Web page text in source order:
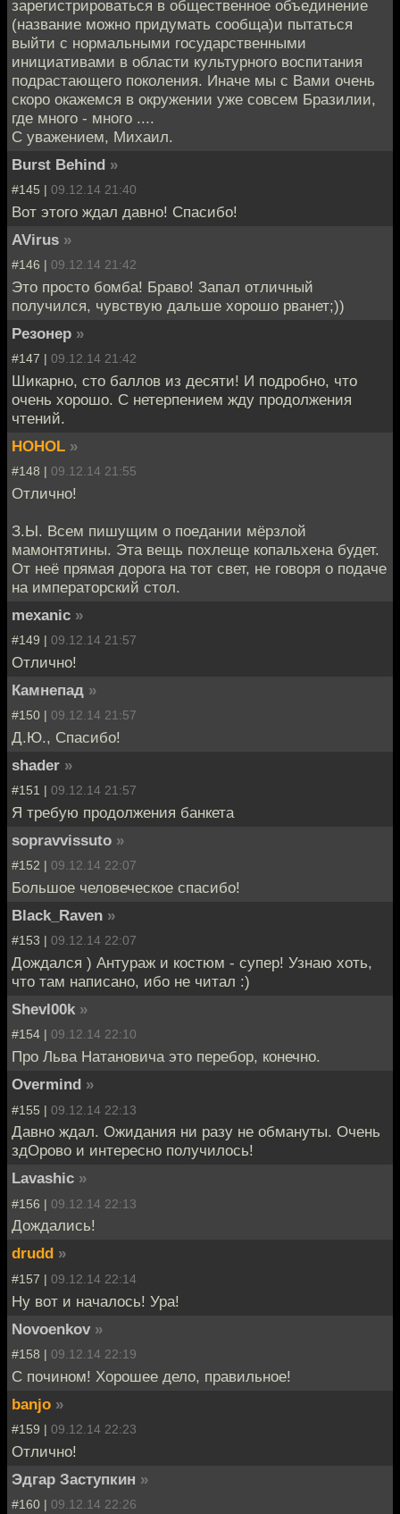
зарегистрироваться в общественное объединение
(название можно придумать сообща)и пытаться
выйти с нормальными государственными
инициативами в области культурного воспитания
подрастающего поколения. Иначе мы с Вами очень
скоро окажемся в окружении уже совсем Бразилии,
где много - много ....
С уважением, Михаил.
Burst Behind »
#145 | 09.12.14 21:40
Вот этого ждал давно! Спасибо!
AVirus »
#146 | 09.12.14 21:42
Это просто бомба! Браво! Запал отличный
получился, чувствую дальше хорошо рванет;))
Резонер »
#147 | 09.12.14 21:42
Шикарно, сто баллов из десяти! И подробно, что
очень хорошо. С нетерпением жду продолжения
чтений.
HOHOL »
#148 | 09.12.14 21:55
Отлично!
З.Ы. Всем пишущим о поедании мёрзлой
мамонтятины. Эта вещь похлеще копальхена будет.
От неё прямая дорога на тот свет, не говоря о подаче
на императорский стол.
mexanic »
#149 | 09.12.14 21:57
Отлично!
Камнепад »
#150 | 09.12.14 21:57
Д.Ю., Спасибо!
shader »
#151 | 09.12.14 21:57
Я требую продолжения банкета
sopravvissuto »
#152 | 09.12.14 22:07
Большое человеческое спасибо!
Black_Raven »
#153 | 09.12.14 22:07
Дождался ) Антураж и костюм - супер! Узнаю хоть,
что там написано, ибо не читал :)
Shevl00k »
#154 | 09.12.14 22:10
Про Льва Натановича это перебор, конечно.
Overmind »
#155 | 09.12.14 22:13
Давно ждал. Ожидания ни разу не обмануты. Очень
здОрово и интересно получилось!
Lavashic »
#156 | 09.12.14 22:13
Дождались!
drudd »
#157 | 09.12.14 22:14
Ну вот и началось! Ура!
Novoenkov »
#158 | 09.12.14 22:19
С почином! Хорошее дело, правильное!
banjo »
#159 | 09.12.14 22:23
Отлично!
Эдгар Заступкин »
#160 | 09.12.14 22:26